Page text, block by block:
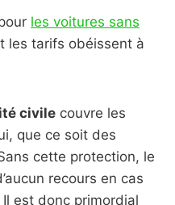
les voitures sans
les tarifs obéissent à
civile couvre les
que ce soit des
cette protection, le
recours en cas
Il est donc primordial